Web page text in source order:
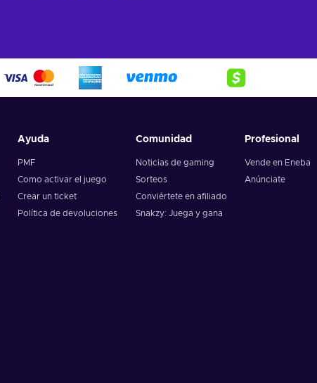
Ayuda
PMF
Como activar el juego
Crear un ticket
Política de devoluciones
Comunidad
Noticias de gaming
Sorteos
Conviértete en afiliado
Snakzy: Juega y gana
Profesional
Vende en Eneba
Anúnciate